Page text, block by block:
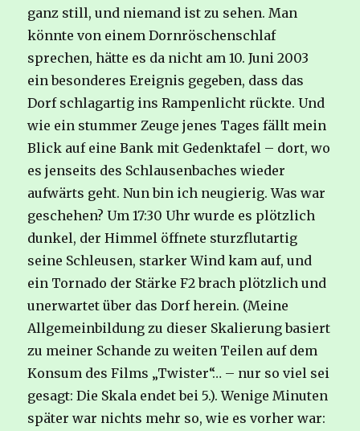
ganz still, und niemand ist zu sehen. Man
könnte von einem Dornröschenschlaf
sprechen, hätte es da nicht am 10. Juni 2003
ein besonderes Ereignis gegeben, dass das
Dorf schlagartig ins Rampenlicht rückte. Und
wie ein stummer Zeuge jenes Tages fällt mein
Blick auf eine Bank mit Gedenktafel – dort, wo
es jenseits des Schlausenbaches wieder
aufwärts geht. Nun bin ich neugierig. Was war
geschehen? Um 17:30 Uhr wurde es plötzlich
dunkel, der Himmel öffnete sturzflutartig
seine Schleusen, starker Wind kam auf, und
ein Tornado der Stärke F2 brach plötzlich und
unerwartet über das Dorf herein. (Meine
Allgemeinbildung zu dieser Skalierung basiert
zu meiner Schande zu weiten Teilen auf dem
Konsum des Films „Twister“… – nur so viel sei
gesagt: Die Skala endet bei 5.). Wenige Minuten
später war nichts mehr so, wie es vorher war: